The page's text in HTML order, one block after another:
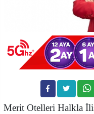
Merit Otelleri Halkla